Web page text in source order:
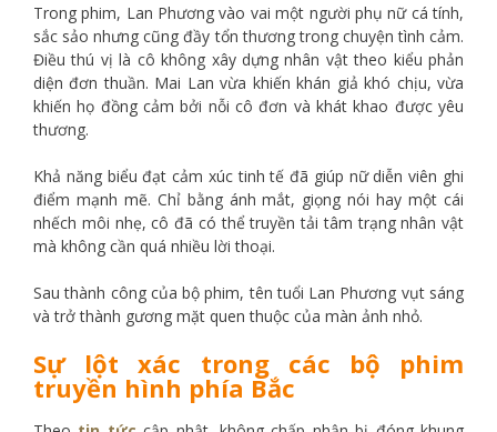
Trong phim, Lan Phương vào vai một người phụ nữ cá tính,
sắc sảo nhưng cũng đầy tổn thương trong chuyện tình cảm.
Điều thú vị là cô không xây dựng nhân vật theo kiểu phản
diện đơn thuần. Mai Lan vừa khiến khán giả khó chịu, vừa
khiến họ đồng cảm bởi nỗi cô đơn và khát khao được yêu
thương.
Khả năng biểu đạt cảm xúc tinh tế đã giúp nữ diễn viên ghi
điểm mạnh mẽ. Chỉ bằng ánh mắt, giọng nói hay một cái
nhếch môi nhẹ, cô đã có thể truyền tải tâm trạng nhân vật
mà không cần quá nhiều lời thoại.
Sau thành công của bộ phim, tên tuổi Lan Phương vụt sáng
và trở thành gương mặt quen thuộc của màn ảnh nhỏ.
Sự lột xác trong các bộ phim
truyền hình phía Bắc